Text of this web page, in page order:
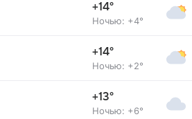
+14°
Ночью: +4°
+14°
Ночью: +2°
+13°
Ночью: +6°